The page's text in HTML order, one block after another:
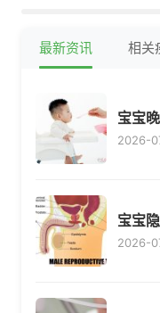
最新资讯 相关
宝宝
2026-
宝宝
2026-